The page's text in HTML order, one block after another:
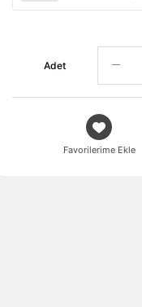
Adet
Favorilerime Ekle